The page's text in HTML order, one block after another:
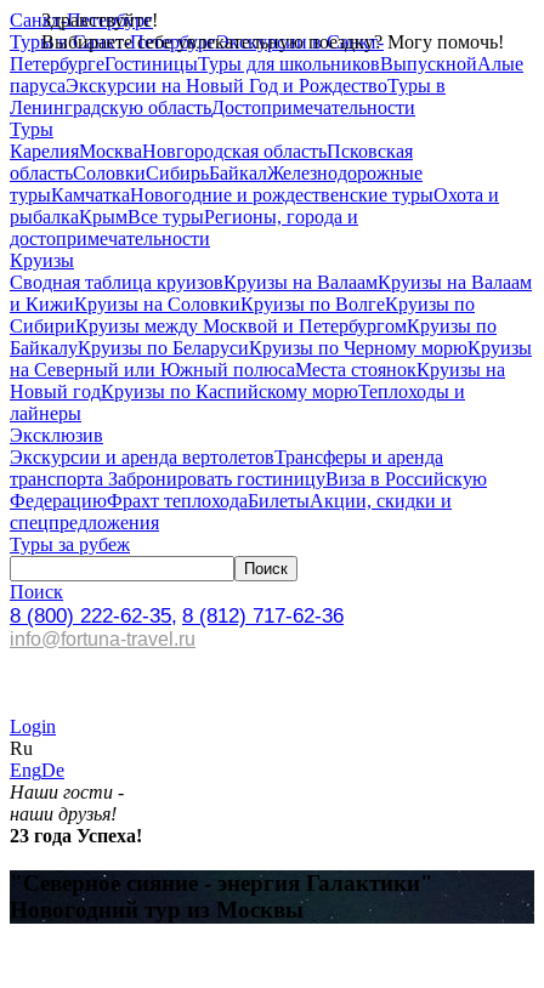
Здравствуйте!
Выбираете себе увлекательную поездку? Могу помочь!
Санкт-Петербург
Туры в Санкт-ПетербургЭкскурсии в Санкт-
ПетербургеГостиницыТуры для школьниковВыпускнойАлые
парусаЭкскурсии на Новый Год и РождествоТуры в
Ленинградскую областьДостопримечательности
Туры
КарелияМоскваНовгородская областьПсковская
областьСоловкиСибирьБайкалЖелезнодорожные
турыКамчаткаНовогодние и рождественские турыОхота и
рыбалкаКрымВсе турыРегионы, города и
достопримечательности
Круизы
Сводная таблица круизовКруизы на ВалаамКруизы на Валаам
и КижиКруизы на СоловкиКруизы по ВолгеКруизы по
СибириКруизы между Москвой и ПетербургомКруизы по
БайкалуКруизы по БеларусиКруизы по Черному морюКруизы
на Северный или Южный полюсаМеста стоянокКруизы на
Новый годКруизы по Каспийскому морюТеплоходы и
лайнеры
Эксклюзив
Экскурсии и аренда вертолетовТрансферы и аренда
транспорта Забронировать гостиницуВиза в Российскую
ФедерациюФрахт теплоходаБилетыАкции, скидки и
спецпредложения
Туры за рубеж
Поиск
8 (800) 222-62-35, 8 (812) 717-62-36
info@fortuna-travel.ru
Login
Ru
EngDe
Наши гости -
наши друзья!
23 года Успеха!
"Северное сияние - энергия Галактики"
Новогодний тур из Москвы